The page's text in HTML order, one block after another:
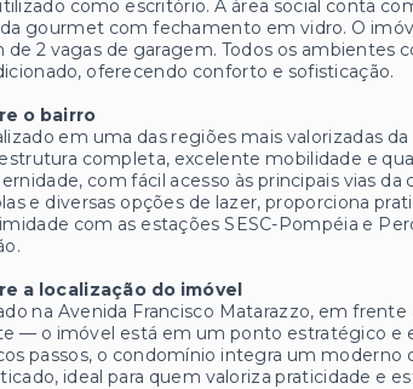
como escritório. A área social conta
gourmet com fechamento em vidro. O
de 2 vagas de garagem. Todos os ambientes
oferecendo conforto e sofisticação.
o bairro
em uma das regiões mais valorizadas
completa, excelente mobilidade e
com fácil acesso às principais vias
e diversas opções de lazer, proporciona
com as estações SESC-Pompéia e
a localização do imóvel
na Avenida Francisco Matarazzo, em
— o imóvel está em um ponto estratégico e
passos, o condomínio integra um
ideal para quem valoriza praticidade e